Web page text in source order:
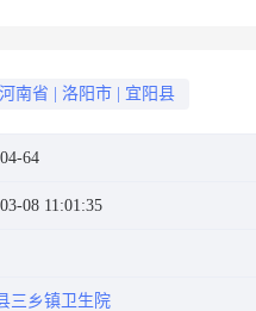
河南省 洛阳市 宜阳县
64
08 11:01:35
三乡镇卫生院